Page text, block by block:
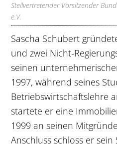
Stellvertretender Vorsitzender
e.V.
Sascha Schubert
und zwei Nicht-
seinen
1997, während seines
Betriebswirtschaftslehre
startete er eine
1999 an seinen
Anschluss schloss er